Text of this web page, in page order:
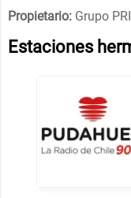
Propietario: Grupo
Estaciones